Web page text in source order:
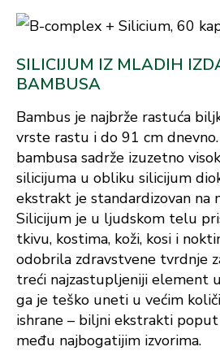
SILICIJUM IZ MLADIH
BAMBUSA
Bambus je najbrže rastuća
vrste rastu i do 91 cm
bambusa sadrže izuzetno
silicijuma u obliku silicijum
ekstrakt je standardizovan na
Silicijum je u ljudskom telu
tkivu, kostima, koži, kosi i
odobrila zdravstvene tvrdnje
treći najzastupljeniji element
ga je teško uneti u većim
ishrane – biljni ekstrakti
među najbogatijim izvorima.